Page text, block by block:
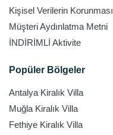
Kişisel Verilerin Korunması
Müşteri Aydınlatma Metni
İNDİRİMLİ Aktivite
Popüler Bölgeler
Antalya Kiralık Villa
Muğla Kiralık Villa
Fethiye Kiralık Villa